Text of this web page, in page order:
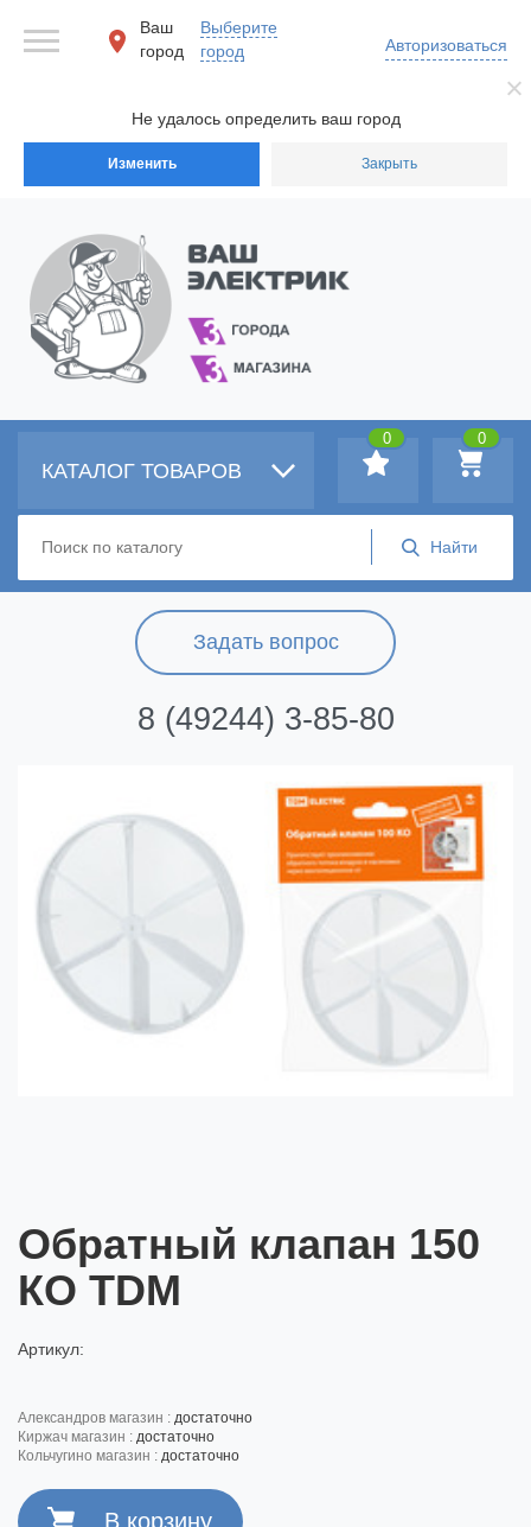
Не удалось определить ваш город
Изменить Закрыть
Ваш
город
Выберите
город
Авторизоваться
Задать вопрос
8 (49244) 3-85-80
КАТАЛОГ ТОВАРОВ
0
0
Обратный клапан 150
КО TDM
Артикул:
александров магазин : достаточно
киржач магазин : достаточно
кольчугино магазин : достаточно